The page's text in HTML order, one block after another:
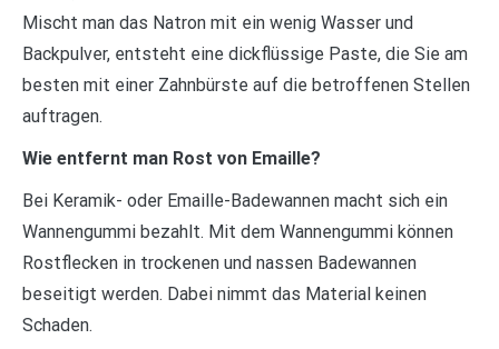
Mischt man das Natron mit ein wenig Wasser und
Backpulver, entsteht eine dickflüssige Paste, die Sie am
besten mit einer Zahnbürste auf die betroffenen Stellen
auftragen.
Wie entfernt man Rost von Emaille?
Bei Keramik- oder Emaille-Badewannen macht sich ein
Wannengummi bezahlt. Mit dem Wannengummi können
Rostflecken in trockenen und nassen Badewannen
beseitigt werden. Dabei nimmt das Material keinen
Schaden.